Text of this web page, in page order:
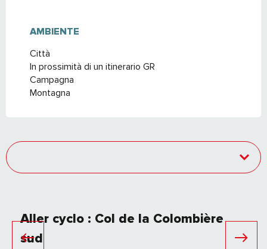
AMBIENTE
AMBIENTE
Città
In prossimità di un itinerario GR
Campagna
Montagna
Aller cyclo : Col de la Colombière
sud